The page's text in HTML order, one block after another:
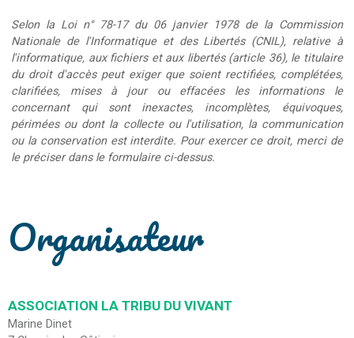
Selon la Loi n° 78-17 du 06 janvier 1978 de la Commission
Nationale de l'Informatique et des Libertés (CNIL), relative à
l'informatique, aux fichiers et aux libertés (article 36), le titulaire
du droit d'accès peut exiger que soient rectifiées, complétées,
clarifiées, mises à jour ou effacées les informations le
concernant qui sont inexactes, incomplètes, équivoques,
périmées ou dont la collecte ou l'utilisation, la communication
ou la conservation est interdite. Pour exercer ce droit, merci de
le préciser dans le formulaire ci-dessus.
Organisateur
ASSOCIATION LA TRIBU DU VIVANT
Marine Dinet